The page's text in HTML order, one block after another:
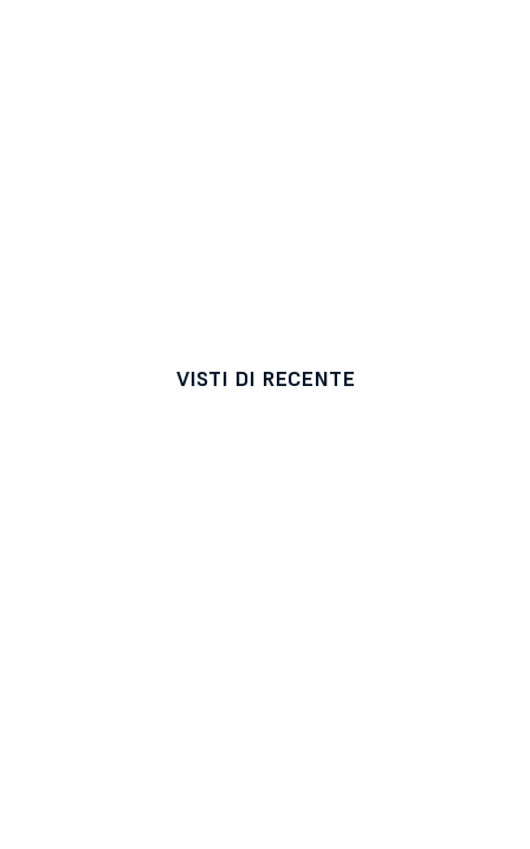
VISTI DI RECENTE